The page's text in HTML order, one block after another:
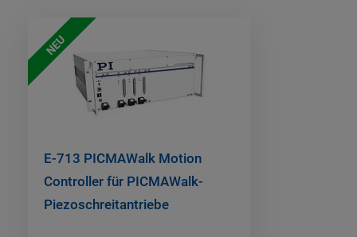
NEU
E-713 PICMAWalk Motion
Controller für PICMAWalk-
Piezoschreitantriebe